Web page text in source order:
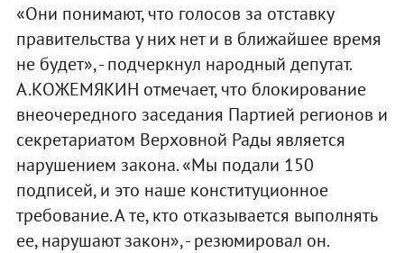
«Они понимают, что голосов за отставку
правительства у них нет и в ближайшее время
не будет», - подчеркнул народный депутат.
А.КОЖЕМЯКИН отмечает, что блокирование
внеочередного заседания Партией регионов и
секретариатом Верховной Рады является
нарушением закона. «Мы подали 150
подписей, и это наше конституционное
требование. А те, кто отказывается выполнять
ее, нарушают закон», - резюмировал он.